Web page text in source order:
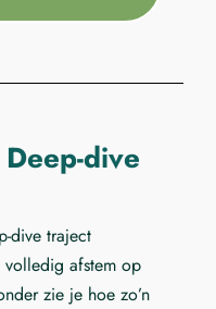
dive
dive traject
afstem op
zie je hoe zo’n